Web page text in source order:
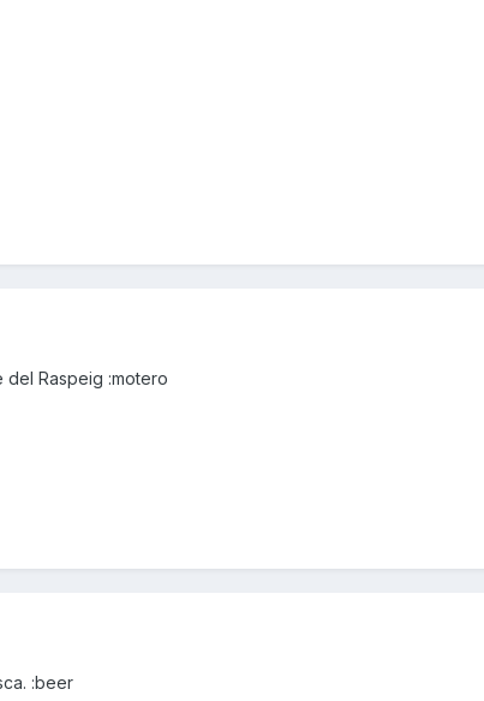
Raspeig :motero
:beer